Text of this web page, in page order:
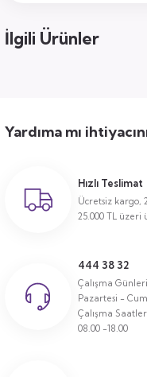
İlgili Ürünler
Yardıma mı
Hızlı Teslimat
Ücretsiz kargo,
25.000 TL üzeri
444 38 32
Çalışma
Pazartesi -
Çalışma
08.00 -18.00